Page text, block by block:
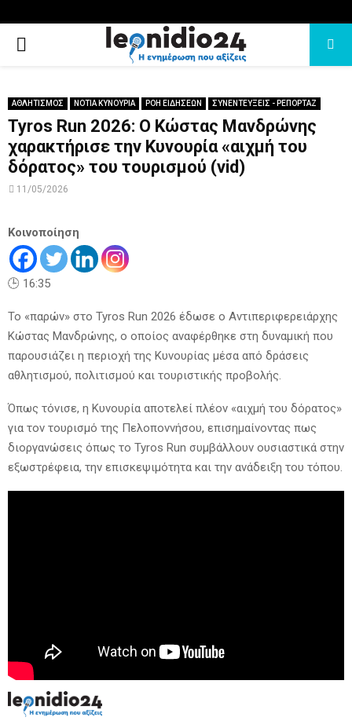
PRIMARY
ΑΘΛΗΤΙΣΜΟΣ ΝΟΤΙΑ ΚΥΝΟΥΡΙΑ ΡΟΗ ΕΙΔΗΣΕΩΝ ΣΥΝΕΝΤΕΥΞΕΙΣ - ΡΕΠΟΡΤΑΖ
Tyros Run 2026: Ο Κώστας Μανδρώνης
χαρακτήρισε την Κυνουρία «αιχμή του
δόρατος» του τουρισμού (vid)
11/05/2026
Κοινοποίηση
🕒 16:35
Το «παρών» στο Tyros Run 2026 έδωσε ο Αντιπεριφερειάρχης
Κώστας Μανδρώνης, ο οποίος αναφέρθηκε στη δυναμική που
παρουσιάζει η περιοχή της Κυνουρίας μέσα από δράσεις
αθλητισμού, πολιτισμού και τουριστικής προβολής.
Όπως τόνισε, η Κυνουρία αποτελεί πλέον «αιχμή του δόρατος»
για τον τουρισμό της Πελοποννήσου, επισημαίνοντας πως
διοργανώσεις όπως το Tyros Run συμβάλλουν ουσιαστικά στην
εξωστρέφεια, την επισκεψιμότητα και την ανάδειξη του τόπου.